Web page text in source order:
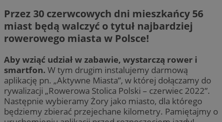
Przez 30 czerwcowych dni mieszkańcy 56
miast będą walczyć o tytuł najbardziej
rowerowego miasta w Polsce!
Aby wziąć udział w zabawie, wystarczą rower i
smartfon. W tym drugim instalujemy darmową
aplikację pn. „Aktywne Miasta”, w której dołączamy do
rywalizacji „Rowerowa Stolica Polski – czerwiec 2022”.
Następnie wybieramy Żory jako miasto, dla którego
będziemy zbierać przejechane kilometry. Pamiętajmy o